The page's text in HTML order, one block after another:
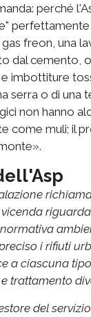
perché
perfettamente
freon, una
dal cemento,
imbottiture
serra o di una
non hanno
come muli; il
i rifiuti
a ciascuna
trattamento
del